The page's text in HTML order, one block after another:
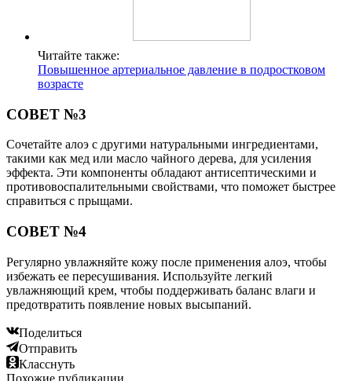
Читайте также:
Повышенное артериальное давление в подростковом
возрасте
СОВЕТ №3
Сочетайте алоэ с другими натуральными ингредиентами,
такими как мед или масло чайного дерева, для усиления
эффекта. Эти компоненты обладают антисептическими и
противовоспалительными свойствами, что поможет быстрее
справиться с прыщами.
СОВЕТ №4
Регулярно увлажняйте кожу после применения алоэ, чтобы
избежать ее пересушивания. Используйте легкий
увлажняющий крем, чтобы поддерживать баланс влаги и
предотвратить появление новых высыпаний.
Поделиться
Отправить
Класснуть
Похожие публикации